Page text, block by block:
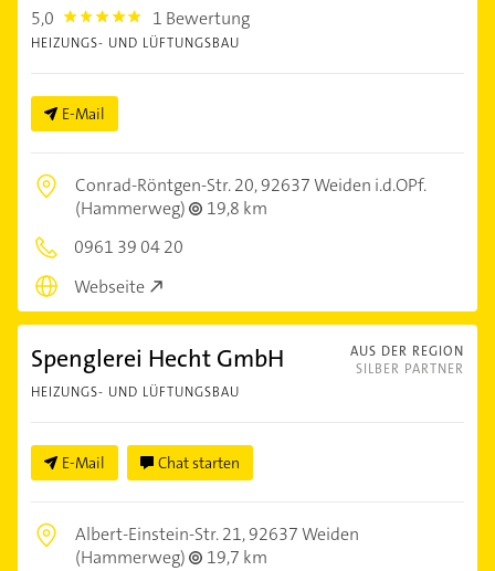
5,0 5.0 1 Bewertung
HEIZUNGS- UND LÜFTUNGSBAU
E-Mail
Conrad-Röntgen-Str. 20,92637 Weiden i.d.OPf.
(Hammerweg)
19,8 km
0961 39 04 20
Webseite
AUS DER REGION
SILBER PARTNER
Spenglerei Hecht GmbH
HEIZUNGS- UND LÜFTUNGSBAU
E-Mail Chat starten
Albert-Einstein-Str. 21,92637 Weiden
(Hammerweg)
19,7 km